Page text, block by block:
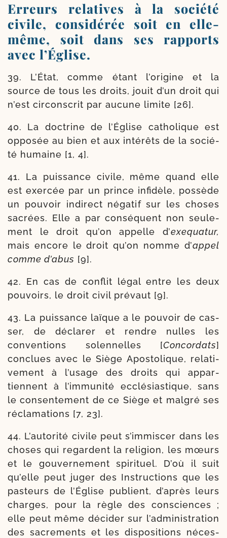
Erreurs relatives à la société
civile, considérée soit en elle-​
même, soit dans ses rapports
avec l’Église.
39. L’État, comme étant l’o­ri­gine et la
source de tous les droits, jouit d’un droit qui
n’est cir­cons­crit par aucune limite [26].
40. La doc­trine de l’Église catho­lique est
oppo­sée au bien et aux inté­rêts de la socié­
té humaine [1, 4].
41. La puis­sance civile, même quand elle
est exer­cée par un prince infi­dèle, pos­sède
un pou­voir indi­rect néga­tif sur les choses
sacrées. Elle a par consé­quent non seule­
ment le droit qu’on appelle d’exe­qua­tur,
mais encore le droit qu’on nomme d’appel
comme d’a­bus [9].
42. En cas de conflit légal entre les deux
pou­voirs, le droit civil pré­vaut [9].
43. La puis­sance laïque a le pou­voir de cas­
ser, de décla­rer et rendre nulles les
conven­tions solen­nelles [Concordats]
conclues avec le Siège Apostolique, rela­ti­
ve­ment à l’u­sage des droits qui appar­
tiennent à l’im­mu­ni­té ecclé­sias­tique, sans
le consen­te­ment de ce Siège et mal­gré ses
récla­ma­tions [7, 23].
44. L’autorité civile peut s’im­mis­cer dans les
choses qui regardent la reli­gion, les mœurs
et le gou­ver­ne­ment spi­ri­tuel. D’où il suit
qu’elle peut juger des Instructions que les
pas­teurs de l’Église publient, d’a­près leurs
charges, pour la règle des consciences ;
elle peut même déci­der sur l’ad­mi­nis­tra­tion
des sacre­ments et les dis­po­si­tions néces­